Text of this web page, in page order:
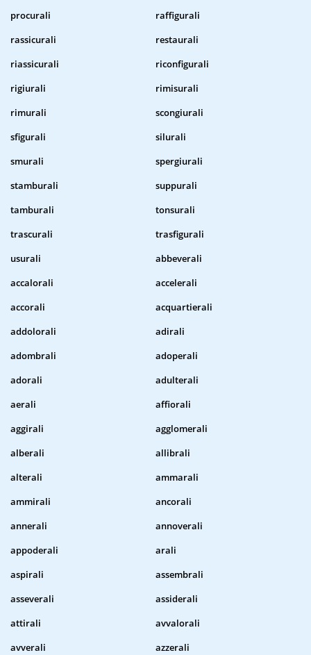
procurali
raffigurali
rassicurali
restaurali
riassicurali
riconfigurali
rigiurali
rimisurali
rimurali
scongiurali
sfigurali
silurali
smurali
spergiurali
stamburali
suppurali
tamburali
tonsurali
trascurali
trasfigurali
usurali
abbeverali
accalorali
accelerali
accorali
acquartierali
addolorali
adirali
adombrali
adoperali
adorali
adulterali
aerali
affiorali
aggirali
agglomerali
alberali
allibrali
alterali
ammarali
ammirali
ancorali
annerali
annoverali
appoderali
arali
aspirali
assembrali
asseverali
assiderali
attirali
avvalorali
avverali
azzerali